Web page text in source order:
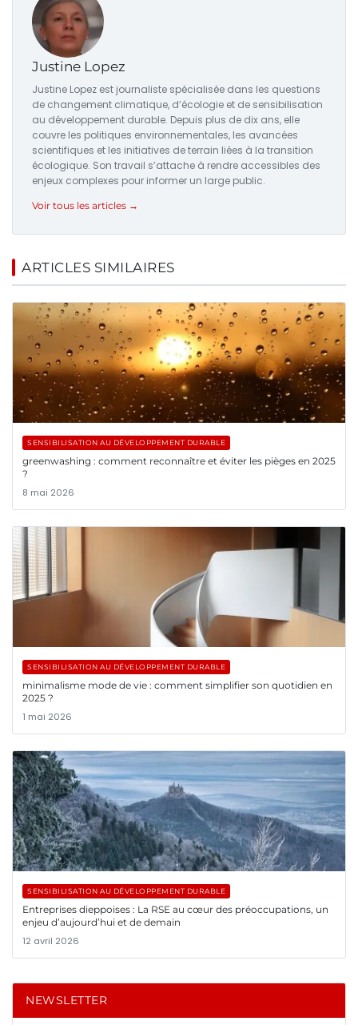
Justine Lopez
Justine Lopez est journaliste spécialisée dans les questions
de changement climatique, d’écologie et de sensibilisation
au développement durable. Depuis plus de dix ans, elle
couvre les politiques environnementales, les avancées
scientifiques et les initiatives de terrain liées à la transition
écologique. Son travail s’attache à rendre accessibles des
enjeux complexes pour informer un large public.
Voir tous les articles →
ARTICLES SIMILAIRES
SENSIBILISATION AU DÉVELOPPEMENT DURABLE
greenwashing : comment reconnaître et éviter les pièges en 2025
?
8 mai 2026
SENSIBILISATION AU DÉVELOPPEMENT DURABLE
minimalisme mode de vie : comment simplifier son quotidien en
2025 ?
1 mai 2026
SENSIBILISATION AU DÉVELOPPEMENT DURABLE
Entreprises dieppoises : La RSE au cœur des préoccupations, un
enjeu d’aujourd’hui et de demain
12 avril 2026
NEWSLETTER